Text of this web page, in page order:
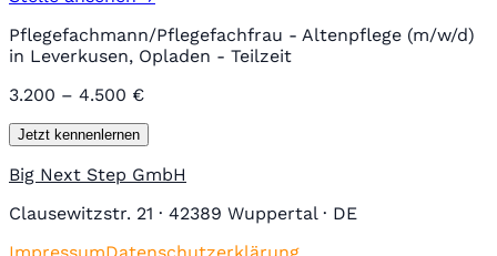
Pflegefachmann/Pflegefachfrau - Altenpflege (m/w/d)
in Leverkusen, Opladen - Teilzeit
3.200 – 4.500 €
Jetzt kennenlernen
Big Next Step GmbH
Clausewitzstr. 21 · 42389 Wuppertal · DE